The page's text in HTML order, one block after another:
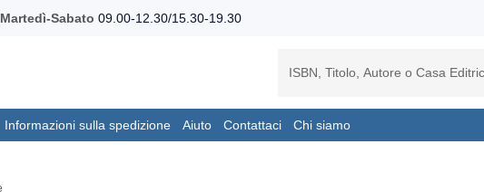
Martedì-Sabato 09.00-12.30/15.30-19.30
Informazioni sulla spedizione Aiuto Contattaci Chi siamo